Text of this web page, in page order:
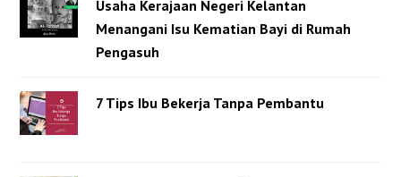
Usaha Kerajaan Negeri Kelantan
Menangani Isu Kematian Bayi di Rumah
Pengasuh
7 Tips Ibu Bekerja Tanpa Pembantu